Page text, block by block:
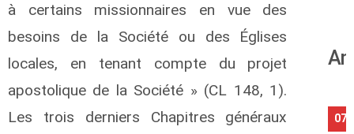
à certains missionnaires en vue des
besoins de la Société ou des Églises
locales, en tenant compte du projet
apostolique de la Société » (CL 148, 1).
Les trois derniers Chapitres généraux
07/